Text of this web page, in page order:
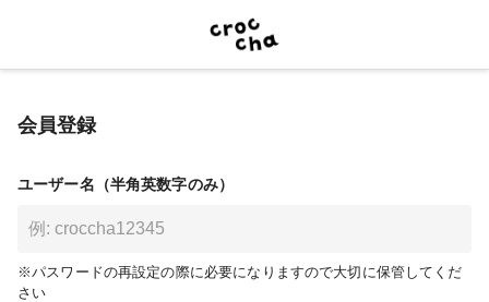
会員登録
ユーザー名（半角英数字のみ）
※パスワードの再設定の際に必要になりますので大切に保管してくだ
さい